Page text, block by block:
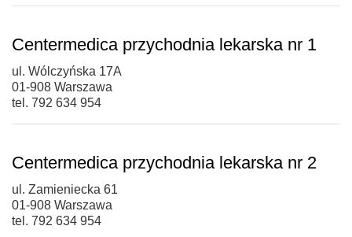
Centermedica przychodnia lekarska nr 1
ul. Wólczyńska 17A
01-908 Warszawa
tel. 792 634 954
Centermedica przychodnia lekarska nr 2
ul. Zamieniecka 61
01-908 Warszawa
tel. 792 634 954